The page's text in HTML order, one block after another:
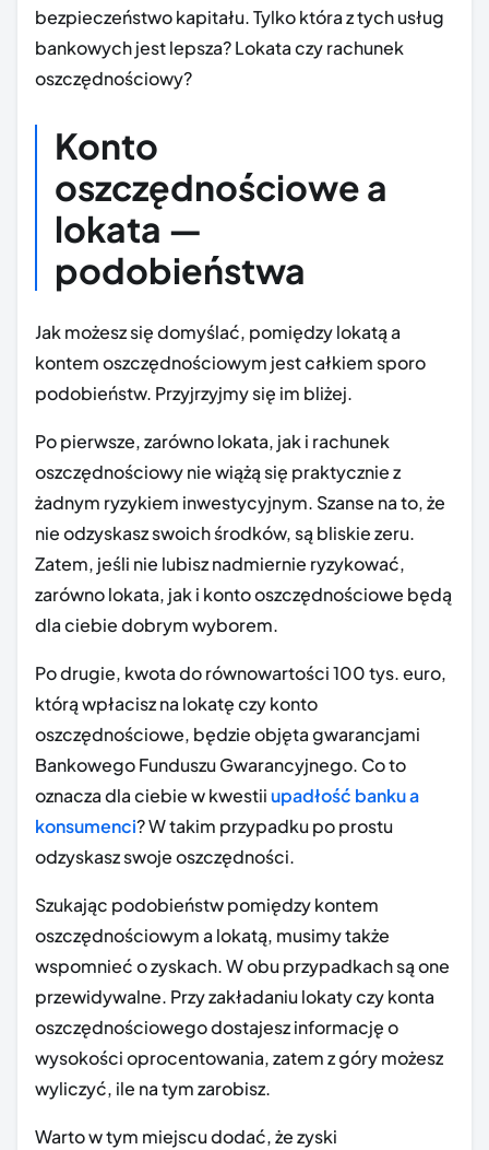
bezpieczeństwo kapitału. Tylko która z tych usług
bankowych jest lepsza? Lokata czy rachunek
oszczędnościowy?
Konto
oszczędnościowe a
lokata —
podobieństwa
Jak możesz się domyślać, pomiędzy lokatą a
kontem oszczędnościowym jest całkiem sporo
podobieństw. Przyjrzyjmy się im bliżej.
Po pierwsze, zarówno lokata, jak i rachunek
oszczędnościowy nie wiążą się praktycznie z
żadnym ryzykiem inwestycyjnym. Szanse na to, że
nie odzyskasz swoich środków, są bliskie zeru.
Zatem, jeśli nie lubisz nadmiernie ryzykować,
zarówno lokata, jak i konto oszczędnościowe będą
dla ciebie dobrym wyborem.
Po drugie, kwota do równowartości 100 tys. euro,
którą wpłacisz na lokatę czy konto
oszczędnościowe, będzie objęta gwarancjami
Bankowego Funduszu Gwarancyjnego. Co to
oznacza dla ciebie w kwestiiupadłość banku a
konsumenci? W takim przypadku po prostu
odzyskasz swoje oszczędności.
Szukając podobieństw pomiędzy kontem
oszczędnościowym a lokatą, musimy także
wspomnieć o zyskach. W obu przypadkach są one
przewidywalne. Przy zakładaniu lokaty czy konta
oszczędnościowego dostajesz informację o
wysokości oprocentowania, zatem z góry możesz
wyliczyć, ile na tym zarobisz.
Warto w tym miejscu dodać, że zyski